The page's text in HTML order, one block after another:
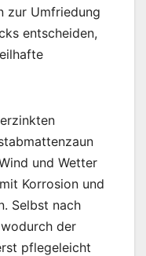
zur Umfriedung
entscheiden,
und Wetter
Korrosion und
Selbst nach
der
pflegeleicht